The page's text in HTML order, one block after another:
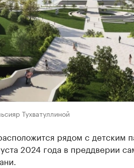
Тухватуллиной
рядом с детским
2024 года в преддверии